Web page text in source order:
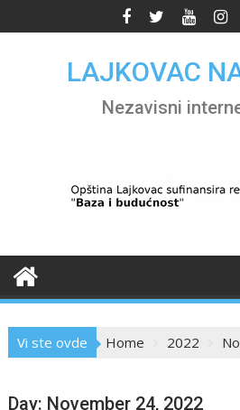
to
LAJKOVAC
Nezavisni
Vi ste ovde Home 2022
Day: November 24, 2022